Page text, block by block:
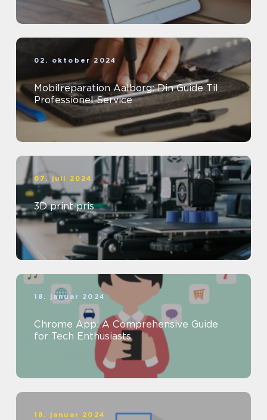
02. oktober 2024
Mobilreparation Aalborg: Din Guide Til
Professionel Service
07. juli 2024
3D print pris
18. januar 2024
Chrome App: A Comprehensive Guide
for Tech Enthusiasts
18. januar 2024